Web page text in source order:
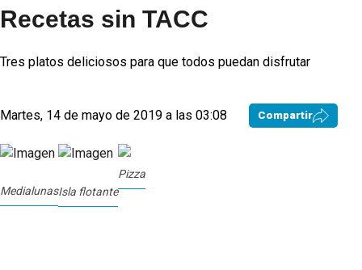
Recetas sin TACC
Tres platos deliciosos para que todos puedan disfrutar
Martes, 14 de mayo de 2019 a las 03:08 Compartir
MedialunasIsla flotante
Pizza